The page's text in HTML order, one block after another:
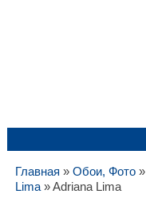
Главная » Обои, Фото»
Lima» Adriana Lima